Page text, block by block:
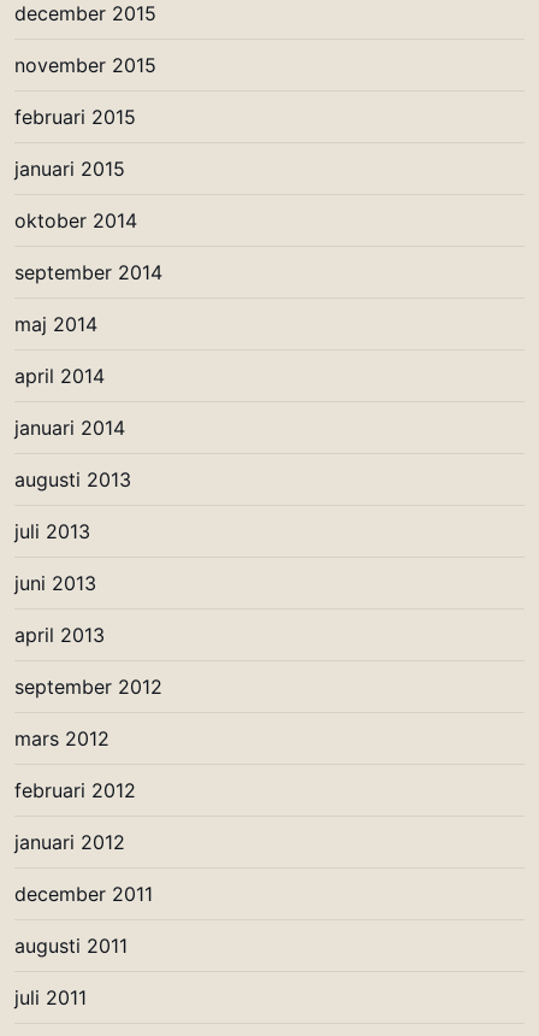
december 2015
november 2015
februari 2015
januari 2015
oktober 2014
september 2014
maj 2014
april 2014
januari 2014
augusti 2013
juli 2013
juni 2013
april 2013
september 2012
mars 2012
februari 2012
januari 2012
december 2011
augusti 2011
juli 2011